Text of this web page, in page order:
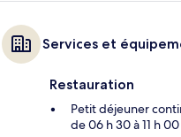
Services et
Restauration
Petit déjeuner
de 06 h 30 à 11 h 00